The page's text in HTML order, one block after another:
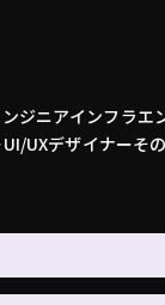
ジニアインフラエ
UI/UXデザイナーそ